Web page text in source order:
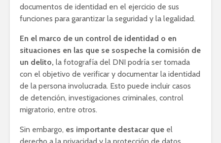
documentos de identidad en el ejercicio de sus
funciones para garantizar la seguridad y la legalidad.
En el marco de un control de identidad o en
situaciones en las que se sospeche la comisión de
un delito, la fotografía del DNI podría ser tomada
con el objetivo de verificar y documentar la identidad
de la persona involucrada. Esto puede incluir casos
de detención, investigaciones criminales, control
migratorio, entre otros.
Sin embargo, es importante destacar que el